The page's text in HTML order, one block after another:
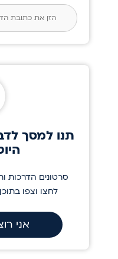
תנו למסך
סרטונים הדרכות
לחצו וצפו
אני